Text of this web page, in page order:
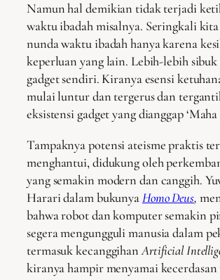
Namun hal demikian tidak terjadi
waktu ibadah misalnya. Seringkali
nunda waktu ibadah hanya karena
keperluan yang lain. Lebih-lebih sibuk
gadget sendiri. Kiranya esensi
mulai luntur dan tergerus dan
eksistensi gadget yang dianggap ‘Maha
Tampaknya potensi ateisme praktis
menghantui, didukung oleh
yang semakin modern dan canggih.
Harari dalam bukunyaHomo Deus,
bahwa robot dan komputer semakin
segera mengungguli manusia dalam
termasuk kecanggihanArtificial
kiranya hampir menyamai kecerdasan